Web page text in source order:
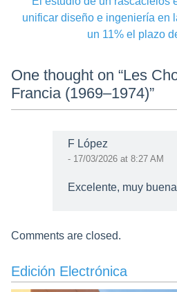
navigation
unificar diseño e ingeniería en
un 11% el plazo
One thought on “Les
Francia (1969–1974)”
F López
- 17/03/2026 at 8:27 AM
Excelente, muy
Comments are closed.
Edición Electrónica